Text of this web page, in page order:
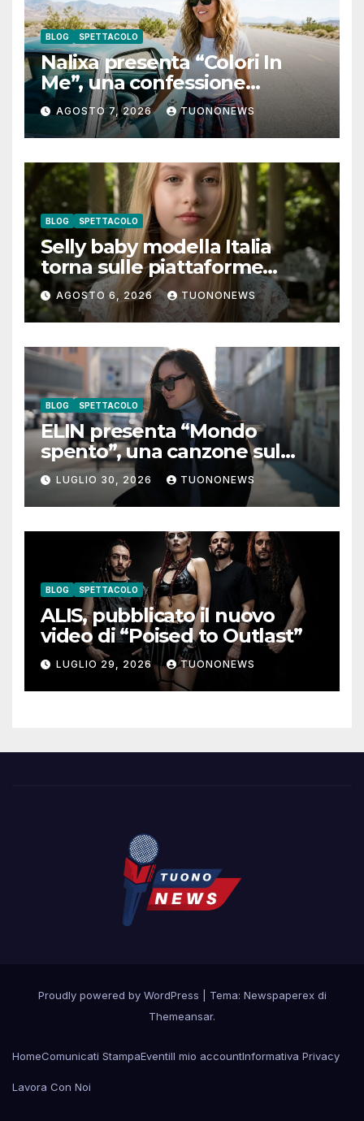
BLOG SPETTACOLO
Nalixa presenta “Colori In
Me”, una confessione
notturna tra identità e libertà
AGOSTO 7, 2026 TUONONEWS
BLOG SPETTACOLO
Selly baby modella Italia
torna sulle piattaforme
digitali con “Luna lei mi
guarda”
AGOSTO 6, 2026 TUONONEWS
BLOG SPETTACOLO
ELIN presenta “Mondo
spento”, una canzone sul
coraggio di lasciare andare i
pensieri negativi
LUGLIO 30, 2026 TUONONEWS
BLOG SPETTACOLO
ALIS, pubblicato il nuovo
video di “Poised to Outlast”
LUGLIO 29, 2026 TUONONEWS
Proudly powered by WordPress
Tema: Newspaperex di
Themeansar.
HomeComunicati StampaEventiIl mio accountInformativa Privacy
Lavora Con Noi